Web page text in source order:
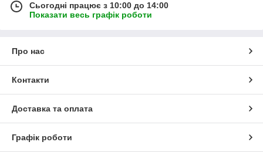
Сьогодні працює з 10:00 до 14:00
Показати весь графік роботи
Про нас
Контакти
Доставка та оплата
Графік роботи